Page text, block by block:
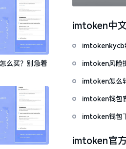
么买？别急着
imtoken中
imtokenkycb
imtoken风险
imtoken怎么
imtoken钱包
imtoken钱包
imtoken官